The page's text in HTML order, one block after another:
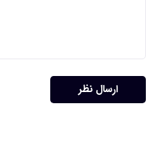
ارسال نظر